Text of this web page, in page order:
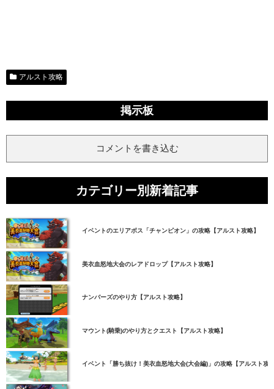
アルスト攻略
掲示板
コメントを書き込む
カテゴリー別新着記事
イベントのエリアボス「チャンピオン」の攻略【アルスト攻略】
美衣血怒地大会のレアドロップ【アルスト攻略】
ナンバーズのやり方【アルスト攻略】
マウント(騎乗)のやり方とクエスト【アルスト攻略】
イベント「勝ち抜け！美衣血怒地大会(大会編)」の攻略【アルスト攻